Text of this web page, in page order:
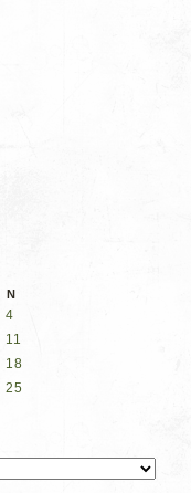
N
4
11
18
25